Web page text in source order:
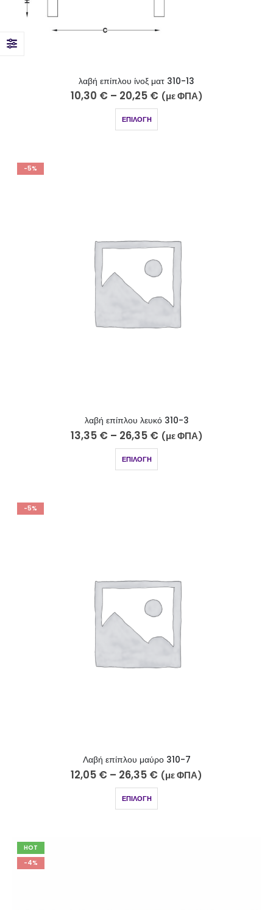
λαβή επίπλου ίνοξ ματ 310-13
10,30 € – 20,25 € (με ΦΠΑ)
ΕΠΙΛΟΓΉ
-5%
λαβή επίπλου λευκό 310-3
13,35 € – 26,35 € (με ΦΠΑ)
ΕΠΙΛΟΓΉ
-5%
Λαβή επίπλου μαύρο 310-7
12,05 € – 26,35 € (με ΦΠΑ)
ΕΠΙΛΟΓΉ
HOT
-4%